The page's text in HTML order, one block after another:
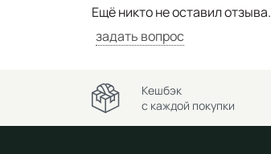
Ещё никто не оставил отзыва.
задать вопрос
Кешбэк
с каждой покупки